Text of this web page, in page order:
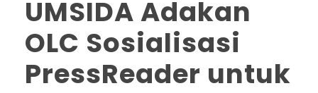
UMSIDA Adakan
OLC Sosialisasi
PressReader untuk